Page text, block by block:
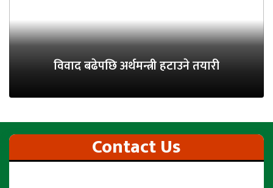
विवाद बढेपछि अर्थमन्त्री हटाउने तयारी
Contact Us